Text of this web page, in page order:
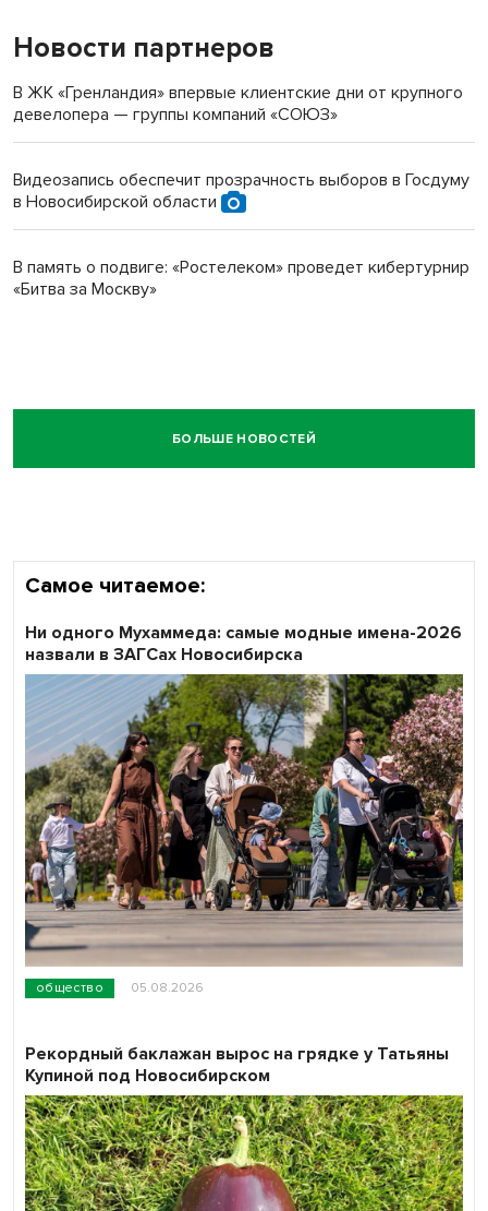
Новости партнеров
В ЖК «Гренландия» впервые клиентские дни от крупного
девелопера — группы компаний «СОЮЗ»
Видеозапись обеспечит прозрачность выборов в Госдуму
в Новосибирской области
В память о подвиге: «Ростелеком» проведет кибертурнир
«Битва за Москву»
БОЛЬШЕ НОВОСТЕЙ
Самое читаемое:
общество 05.08.2026
Ни одного Мухаммеда: самые модные имена-2026
назвали в ЗАГСах Новосибирска
Рекордный баклажан вырос на грядке у Татьяны
Купиной под Новосибирском